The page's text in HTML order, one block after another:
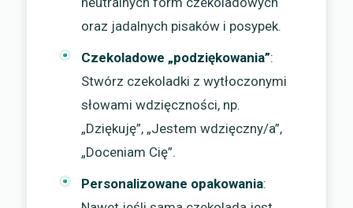
oraz jadalnych pisaków i posypek.
Czekoladowe „podziękowania”:
Stwórz czekoladki z wytłoczonymi
słowami wdzięczności, np.
„Dziękuję”, „Jestem wdzięczny/a”,
„Doceniam Cię”.
Personalizowane opakowania: